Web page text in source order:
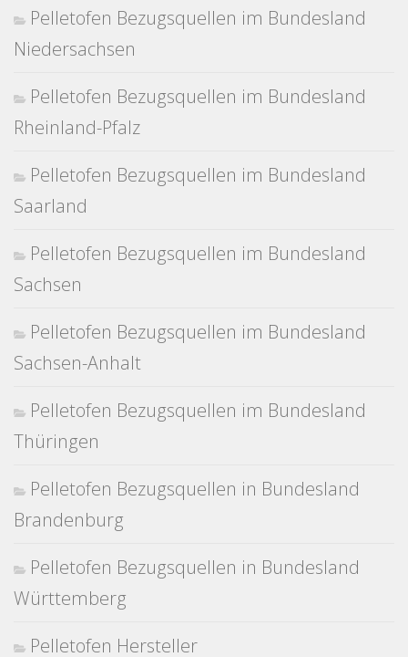
Pelletofen Bezugsquellen im Bundesland
Niedersachsen
Pelletofen Bezugsquellen im Bundesland
Rheinland-Pfalz
Pelletofen Bezugsquellen im Bundesland
Saarland
Pelletofen Bezugsquellen im Bundesland
Sachsen
Pelletofen Bezugsquellen im Bundesland
Sachsen-Anhalt
Pelletofen Bezugsquellen im Bundesland
Thüringen
Pelletofen Bezugsquellen in Bundesland
Brandenburg
Pelletofen Bezugsquellen in Bundesland
Württemberg
Pelletofen Hersteller